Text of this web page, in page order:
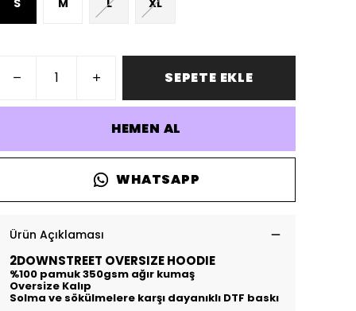
S M L XL
SEPETE EKLE
HEMEN AL
WHATSAPP
Ürün Açıklaması
2DOWNSTREET OVERSIZE HOODIE
%100 pamuk 350gsm ağır kumaş
Oversize Kalıp
Solma ve sökülmelere karşı dayanıklı DTF baskı